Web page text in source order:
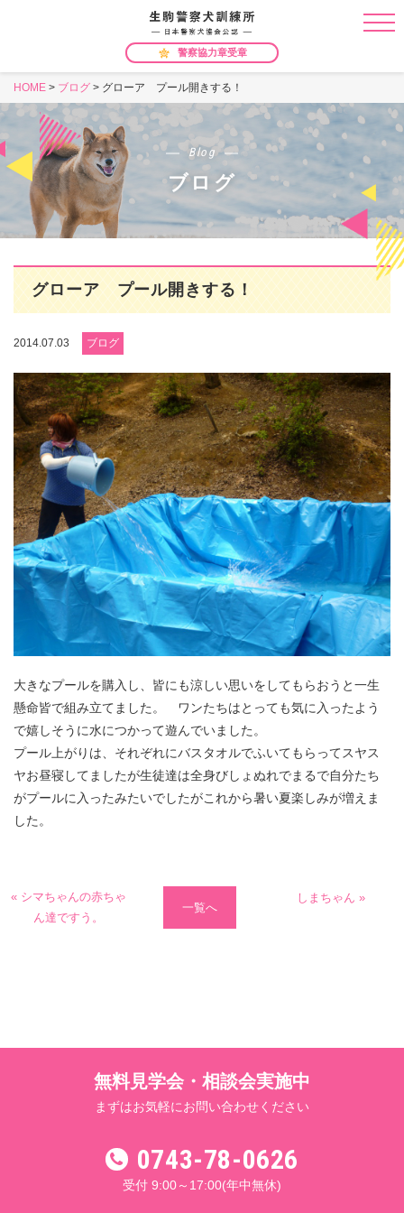
警察協力章受章
HOME > ブログ > グローア プール開きする！
Blog
ブログ
グローア プール開きする！
2014.07.03 ブログ
大きなプールを購入し、皆にも涼しい思いをしてもらおうと一生
懸命皆で組み立てました。 ワンたちはとっても気に入ったよう
で嬉しそうに水につかって遊んでいました。
プール上がりは、それぞれにバスタオルでふいてもらってスヤス
ヤお昼寝してましたが生徒達は全身びしょぬれでまるで自分たち
がプールに入ったみたいでしたがこれから暑い夏楽しみが増えま
した。
« シマちゃんの赤ちゃ
ん達ですう。
一覧へ
しまちゃん »
無料見学会・相談会実施中
まずはお気軽にお問い合わせください
0743-78-0626
受付 9:00～17:00(年中無休)
0743-78-0626
受付 9:00～17:00(土日祝休み)
メールでお問い合わせ